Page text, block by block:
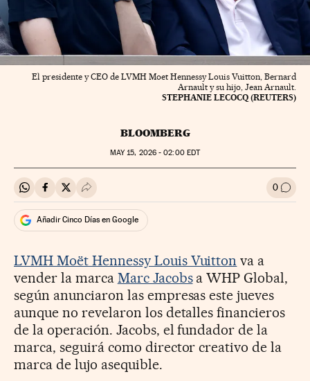
El presidente y CEO de LVMH Moet Hennessy Louis Vuitton, Bernard
Arnault y su hijo, Jean Arnault.
STEPHANIE LECOCQ (REUTERS)
BLOOMBERG
MAY15, 2026 - 02:00EDT
Compartir en Whatsapp
Compartir en Facebook
Compartir en Twitter
Desplegar Redes Sociales 0 Ir a
Añadir Cinco Días en Google
LVMH Moët Hennessy Louis Vuitton va a
vender la marca Marc Jacobsa WHP Global,
según anunciaron las empresas este jueves
aunque no revelaron los detalles financieros
de la operación. Jacobs, el fundador de la
marca, seguirá como director creativo de la
marca de lujo asequible.